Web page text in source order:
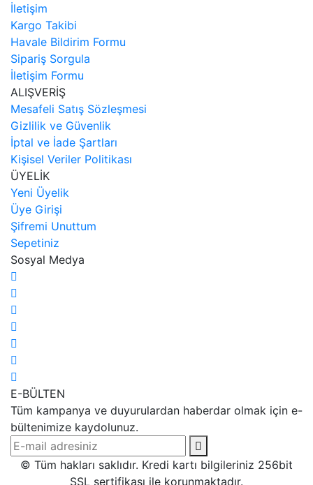
İletişim
Kargo Takibi
Havale Bildirim Formu
Sipariş Sorgula
İletişim Formu
ALIŞVERİŞ
Mesafeli Satış Sözleşmesi
Gizlilik ve Güvenlik
İptal ve İade Şartları
Kişisel Veriler Politikası
ÜYELİK
Yeni Üyelik
Üye Girişi
Şifremi Unuttum
Sepetiniz
Sosyal Medya
E-BÜLTEN
Tüm kampanya ve duyurulardan haberdar olmak için e-
bültenimize kaydolunuz.
© Tüm hakları saklıdır. Kredi kartı bilgileriniz 256bit
SSL sertifikası ile korunmaktadır.